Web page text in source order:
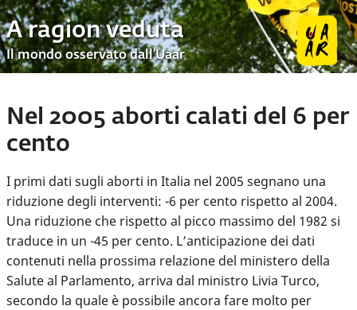
A ragion veduta
Il mondo osservato dall’Uaar
Nel 2005 aborti calati del 6 per
cento
I primi dati sugli aborti in Italia nel 2005 segnano una
riduzione degli interventi: -6 per cento rispetto al 2004.
Una riduzione che rispetto al picco massimo del 1982 si
traduce in un -45 per cento. L’anticipazione dei dati
contenuti nella prossima relazione del ministero della
Salute al Parlamento, arriva dal ministro Livia Turco,
secondo la quale è possibile ancora fare molto per